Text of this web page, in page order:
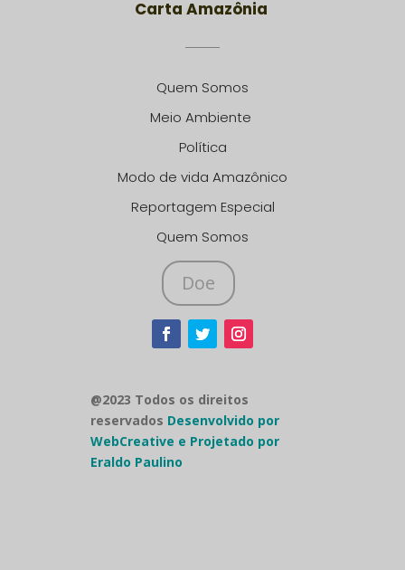
Carta Amazônia
Quem Somos
Meio Ambiente
Política
Modo de vida Amazônico
Reportagem Especial
Quem Somos
Doe
@2023 Todos os direitos
reservados Desenvolvido por
WebCreative e Projetado por
Eraldo Paulino